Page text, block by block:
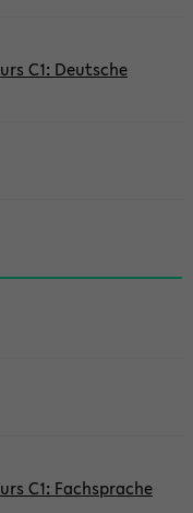
C1: Deutsche
C1: Fachsprache